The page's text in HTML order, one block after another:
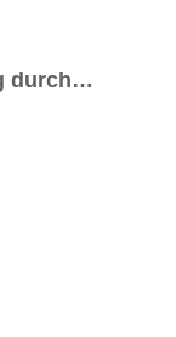
durch…